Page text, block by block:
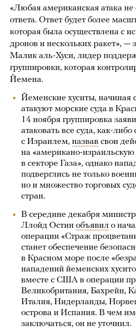
«Любая американская атака не
ответа. Ответ будет более
которая была осуществлена с
дронов и нескольких ракет», —
Малик аль-Хуси, лидер
группировки, которая
Йемена.
Йеменские хуситы, начиная
атакуют морские суда в
14 ноября группировка
атаковать все суда, как-либо
с Израилем, назвав свои
на «американо-израильскую
в секторе Газа», однако
подверглись не только
но и множество торговых
стран.
В середине декабря
Ллойд Остин объявил о
операции «Страж
станет обеспечение
в Красном море после
нападений йеменских
вместе с США в операции
Великобритания, Бахрейн,
Италия, Нидерланды,
острова и Испания. В чем
заключаться, он не уточнил.